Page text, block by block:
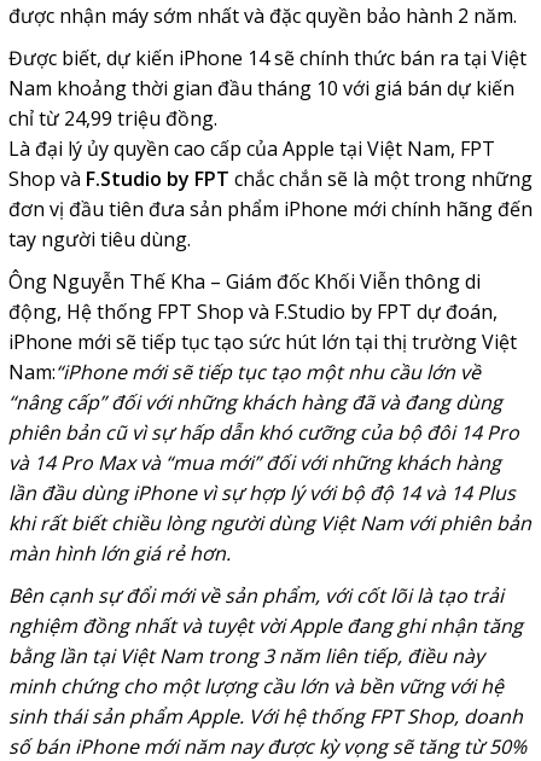
được nhận máy sớm nhất và đặc quyền bảo hành 2 năm.
Được biết, dự kiến iPhone 14 sẽ chính thức bán ra tại Việt
Nam khoảng thời gian đầu tháng 10 với giá bán dự kiến
chỉ từ 24,99 triệu đồng.
Là đại lý ủy quyền cao cấp của Apple tại Việt Nam, FPT
Shop và F.Studio by FPT chắc chắn sẽ là một trong những
đơn vị đầu tiên đưa sản phẩm iPhone mới chính hãng đến
tay người tiêu dùng.
Ông Nguyễn Thế Kha – Giám đốc Khối Viễn thông di
động, Hệ thống FPT Shop và F.Studio by FPT dự đoán,
iPhone mới sẽ tiếp tục tạo sức hút lớn tại thị trường Việt
Nam:“iPhone mới sẽ tiếp tục tạo một nhu cầu lớn về
“nâng cấp” đối với những khách hàng đã và đang dùng
phiên bản cũ vì sự hấp dẫn khó cưỡng của bộ đôi 14 Pro
và 14 Pro Max và “mua mới” đối với những khách hàng
lần đầu dùng iPhone vì sự hợp lý với bộ độ 14 và 14 Plus
khi rất biết chiều lòng người dùng Việt Nam với phiên bản
màn hình lớn giá rẻ hơn.
Bên cạnh sự đổi mới về sản phẩm, với cốt lõi là tạo trải
nghiệm đồng nhất và tuyệt vời Apple đang ghi nhận tăng
bằng lần tại Việt Nam trong 3 năm liên tiếp, điều này
minh chứng cho một lượng cầu lớn và bền vững với hệ
sinh thái sản phẩm Apple. Với hệ thống FPT Shop, doanh
số bán iPhone mới năm nay được kỳ vọng sẽ tăng từ 50%